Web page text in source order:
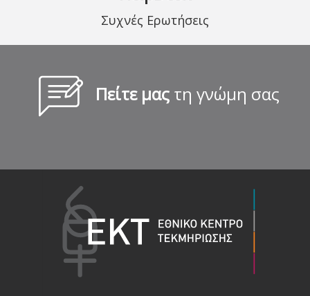
Συχνές Ερωτήσεις
Πείτε μας τη γνώμη σας